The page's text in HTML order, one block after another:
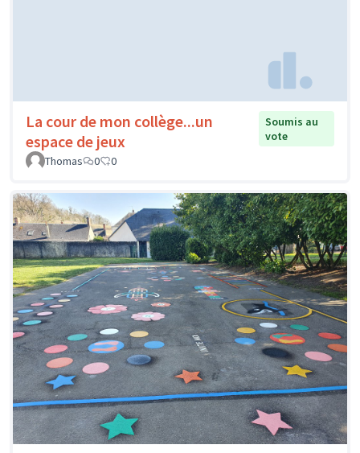
La cour de mon collège...un
espace de jeux
Soumis au
vote
Thomas
0 0